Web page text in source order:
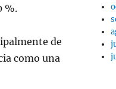
%.
de
como una